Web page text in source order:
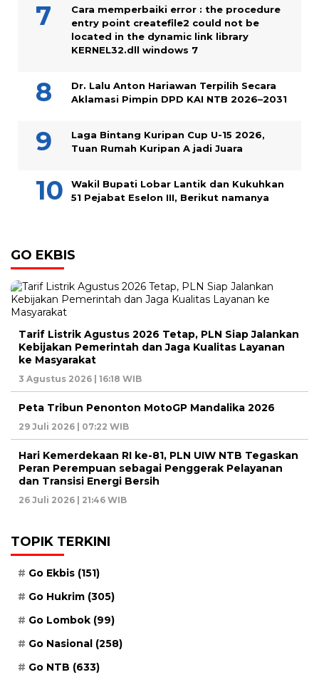
Cara memperbaiki error : the procedure
entry point createfile2 could not be
located in the dynamic link library
KERNEL32.dll windows 7
Dr. Lalu Anton Hariawan Terpilih Secara
Aklamasi Pimpin DPD KAI NTB 2026–2031
Laga Bintang Kuripan Cup U-15 2026,
Tuan Rumah Kuripan A jadi Juara
Wakil Bupati Lobar Lantik dan Kukuhkan
51 Pejabat Eselon III, Berikut namanya
GO EKBIS
Tarif Listrik Agustus 2026 Tetap, PLN Siap Jalankan
Kebijakan Pemerintah dan Jaga Kualitas Layanan
ke Masyarakat
3 Agustus 2026 | 16:18 WIB
Peta Tribun Penonton MotoGP Mandalika 2026
29 Juli 2026 | 07:22 WIB
Hari Kemerdekaan RI ke-81, PLN UIW NTB Tegaskan
Peran Perempuan sebagai Penggerak Pelayanan
dan Transisi Energi Bersih
26 Juli 2026 | 21:46 WIB
TOPIK TERKINI
Go Ekbis (151)
Go Hukrim (305)
Go Lombok (99)
Go Nasional (258)
Go NTB (633)